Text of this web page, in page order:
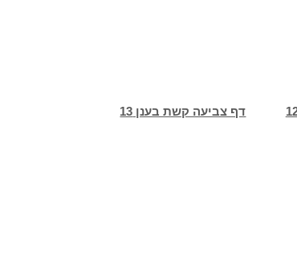
דף צביעה קשת בענן 13